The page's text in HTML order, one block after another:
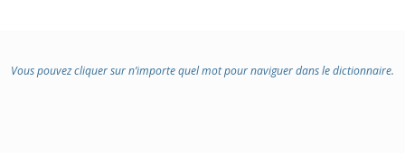
Vous pouvez cliquer sur n’importe quel mot pour naviguer dans le dictionnaire.